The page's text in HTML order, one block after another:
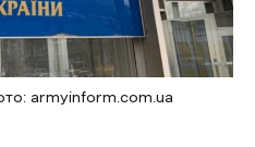
armyinform.com.ua